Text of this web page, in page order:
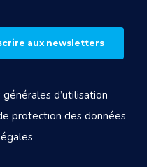
aux newsletters
d’utilisation
protection des données